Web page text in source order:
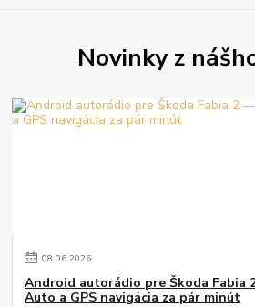
Novinky z
08.06.2026
Android autorádio pre Škoda Fabia
Auto a GPS navigácia za pár minút